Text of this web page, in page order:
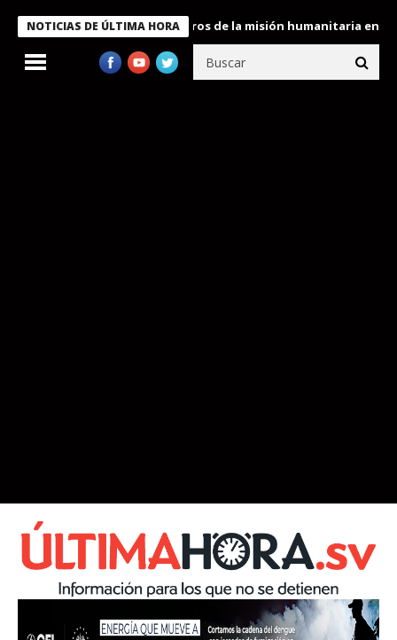
NOTICIAS DE ÚLTIMA HORA
condecora a miembros de la misión humanitaria enviada a